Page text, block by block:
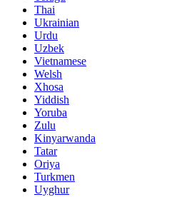
Thai
Ukrainian
Urdu
Uzbek
Vietnamese
Welsh
Xhosa
Yiddish
Yoruba
Zulu
Kinyarwanda
Tatar
Oriya
Turkmen
Uyghur